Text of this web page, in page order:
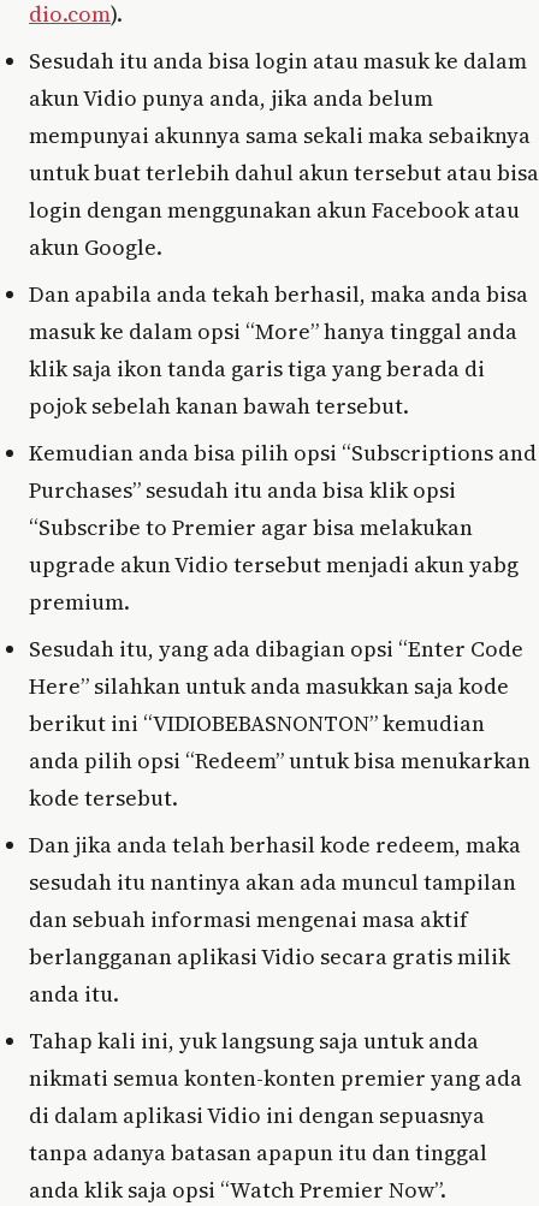
dio.com).
Sesudah itu anda bisa login atau masuk ke dalam
akun Vidio punya anda, jika anda belum
mempunyai akunnya sama sekali maka sebaiknya
untuk buat terlebih dahul akun tersebut atau bisa
login dengan menggunakan akun Facebook atau
akun Google.
Dan apabila anda tekah berhasil, maka anda bisa
masuk ke dalam opsi “More” hanya tinggal anda
klik saja ikon tanda garis tiga yang berada di
pojok sebelah kanan bawah tersebut.
Kemudian anda bisa pilih opsi “Subscriptions and
Purchases” sesudah itu anda bisa klik opsi
“Subscribe to Premier agar bisa melakukan
upgrade akun Vidio tersebut menjadi akun yabg
premium.
Sesudah itu, yang ada dibagian opsi “Enter Code
Here” silahkan untuk anda masukkan saja kode
berikut ini “VIDIOBEBASNONTON” kemudian
anda pilih opsi “Redeem” untuk bisa menukarkan
kode tersebut.
Dan jika anda telah berhasil kode redeem, maka
sesudah itu nantinya akan ada muncul tampilan
dan sebuah informasi mengenai masa aktif
berlangganan aplikasi Vidio secara gratis milik
anda itu.
Tahap kali ini, yuk langsung saja untuk anda
nikmati semua konten-konten premier yang ada
di dalam aplikasi Vidio ini dengan sepuasnya
tanpa adanya batasan apapun itu dan tinggal
anda klik saja opsi “Watch Premier Now”.